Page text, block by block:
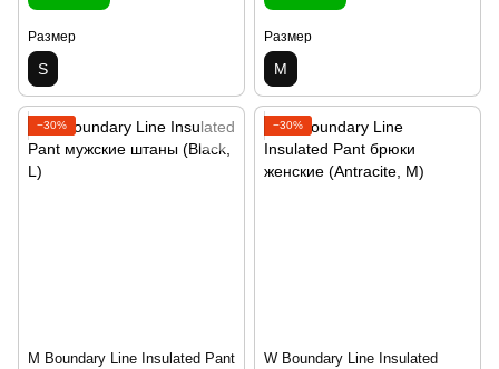
Размер
S
Размер
M
−30%
M Boundary Line Insulated Pant
−30%
W Boundary Line Insulated